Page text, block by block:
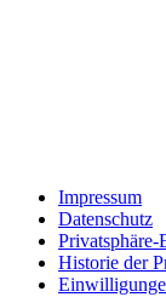
Impressum
Datenschutz
Privatsphäre-
Historie der